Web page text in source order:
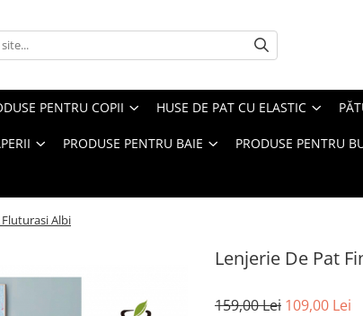
PENTRU COPII HUSE DE PAT CU ELASTIC
PRODUSE PENTRU BAIE PRODUSE PENTRU
Albi
Lenjerie De Pat
159,00 Lei 109,00 Lei